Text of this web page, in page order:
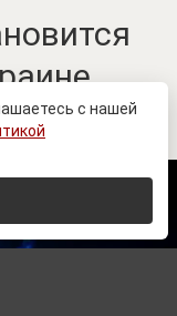
с нашей